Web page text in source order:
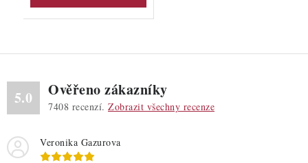
5.0 Ověřeno zákazníky
7408 recenzí. Zobrazit všechny recenze
Veronika Gazurova